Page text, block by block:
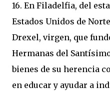
16. En Filadelfia, del
Estados Unidos de
Drexel, virgen, que
Hermanas del
bienes de su herencia
en educar y ayudar a